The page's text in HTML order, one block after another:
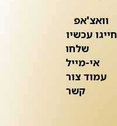
וואצ'אפ
חייגו עכשיו
שלחו
אי-מייל
עמוד צור
קשר